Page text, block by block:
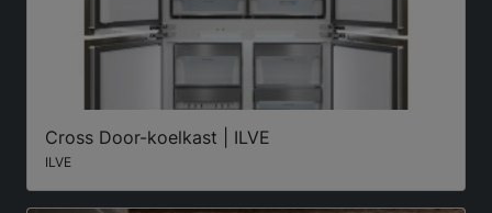
Cross Door-koelkast | ILVE
ILVE